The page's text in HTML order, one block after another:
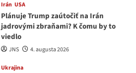
Irán USA
Plánuje Trump zaútočiť na Irán
jadrovými zbraňami? K čomu by to
viedlo
JNS 4. augusta 2026
Ukrajina